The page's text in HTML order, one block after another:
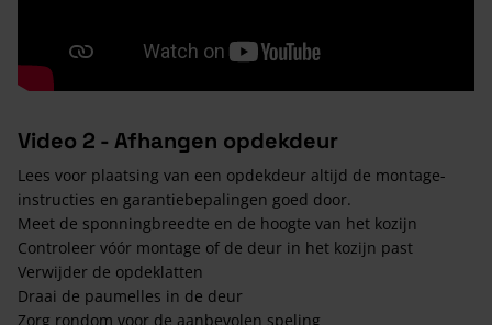
Video 2 - Afhangen opdekdeur
Lees voor plaatsing van een opdekdeur altijd de montage-
instructies en garantiebepalingen goed door.
Meet de sponningbreedte en de hoogte van het kozijn
Controleer vóór montage of de deur in het kozijn past
Verwijder de opdeklatten
Draai de paumelles in de deur
Zorg rondom voor de aanbevolen speling